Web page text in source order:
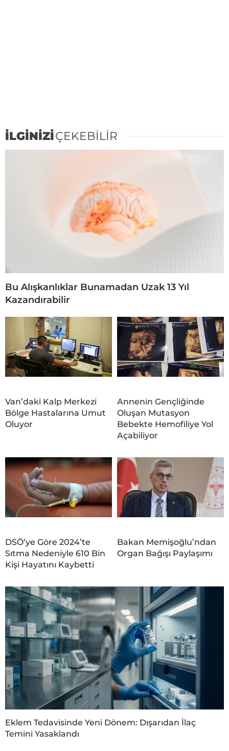
İLGİNİZİÇEKEBİLİR
Bu Alışkanlıklar Bunamadan Uzak 13 Yıl
Kazandırabilir
Van’daki Kalp Merkezi
Bölge Hastalarına Umut
Oluyor
Annenin Gençliğinde
Oluşan Mutasyon
Bebekte Hemofiliye Yol
Açabiliyor
DSÖ’ye Göre 2024’te
Sıtma Nedeniyle 610 Bin
Kişi Hayatını Kaybetti
Bakan Memişoğlu’ndan
Organ Bağışı Paylaşımı
Eklem Tedavisinde Yeni Dönem: Dışarıdan İlaç
Temini Yasaklandı